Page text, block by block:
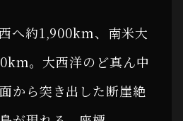
へ約1,900km、南米大
。大西洋のど真ん中
から突き出した断崖絶